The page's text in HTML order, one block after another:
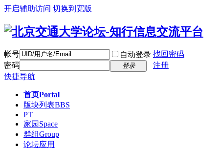
开启辅助访问 切换到宽版
帐号 自动登录 找回密码
密码
登录
注册
快捷导航
首页Portal
版块列表BBS
PT
家园 Space
群组Group
论坛应用